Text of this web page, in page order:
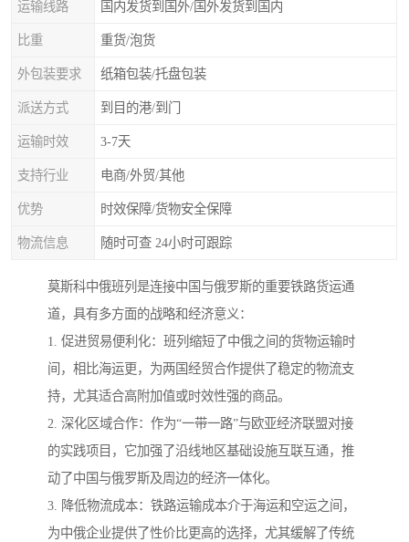
运输线路 国内发货到国外/国外发货到国内
比重 重货/泡货
外包装要求 纸箱包装/托盘包装
派送方式 到目的港/到门
运输时效 3-7天
支持行业 电商/外贸/其他
优势 时效保障/货物安全保障
物流信息 随时可查 24小时可跟踪
莫斯科中俄班列是连接中国与俄罗斯的重要铁路货运通
道，具有多方面的战略和经济意义：
1. 促进贸易便利化：班列缩短了中俄之间的货物运输时
间，相比海运更，为两国经贸合作提供了稳定的物流支
持，尤其适合高附加值或时效性强的商品。
2. 深化区域合作：作为“一带一路”与欧亚经济联盟对接
的实践项目，它加强了沿线地区基础设施互联互通，推
动了中国与俄罗斯及周边的经济一体化。
3. 降低物流成本：铁路运输成本介于海运和空运之间，
为中俄企业提供了性价比更高的选择，尤其缓解了传统